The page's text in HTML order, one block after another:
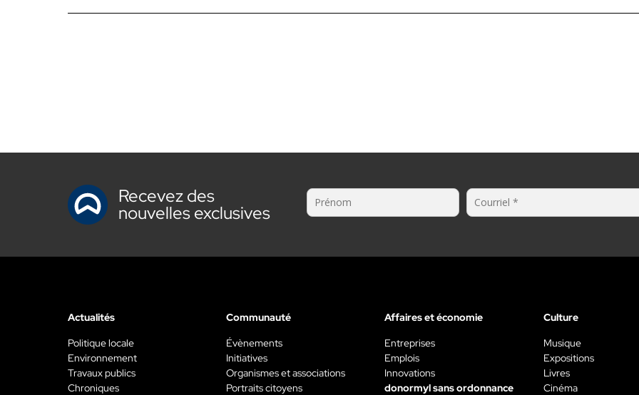
Recevez des
nouvelles exclusives
Actualités
Politique locale
Environnement
Travaux publics
Chroniques
Communauté
Évènements
Initiatives
Organismes et associations
Portraits citoyens
Affaires et économie
Entreprises
Emplois
Innovations
donormyl sans ordonnance
Culture
Musique
Expositions
Livres
Cinéma